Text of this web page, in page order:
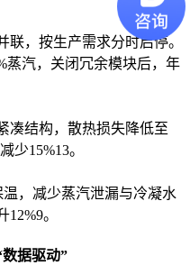
联，按生产需求分时启停。
蒸汽，关闭冗余模块后，年
凑结构，散热损失降低至
少15%13。
，减少蒸汽泄漏与冷凝水
12%9。
据驱动”